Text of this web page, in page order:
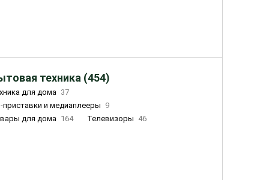
техника (454)
для дома 37
приставки и медиаплееры
9
для дома 164 Телевизоры 46